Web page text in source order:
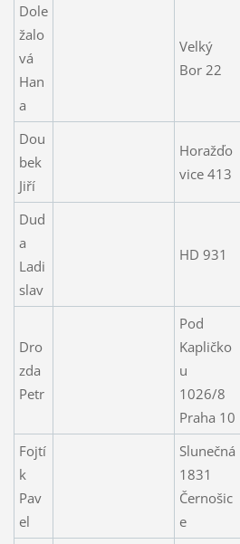
Dole
žalo
vá
Han
a
Velký
Bor 22
Dou
bek
Jiří
Horažďo
vice 413
Dud
a
Ladi
slav
HD 931
Dro
zda
Petr
Pod
Kapličko
u
1026/8
Praha 10
Fojtí
k
Pav
el
Slunečná
1831
Černošic
e